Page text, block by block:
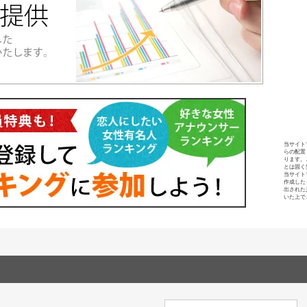
当サイ
らの配
ります
とは固
当サイ
作成した
出された
いた上で